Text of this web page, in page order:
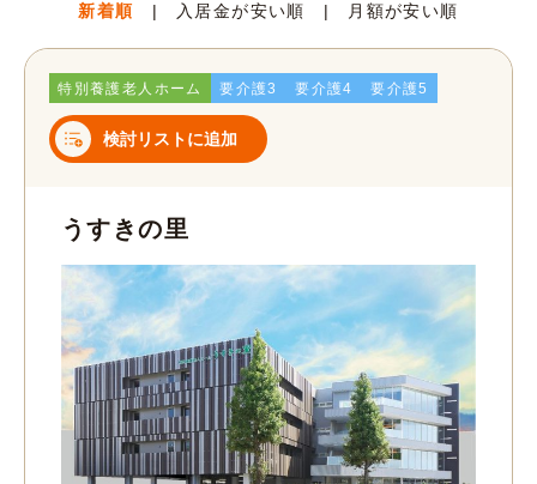
新着順
入居金が安い順 月額が安い順
特別養護老人ホーム 要介護3 要介護4 要介護5
検討リストに追加
うすきの里